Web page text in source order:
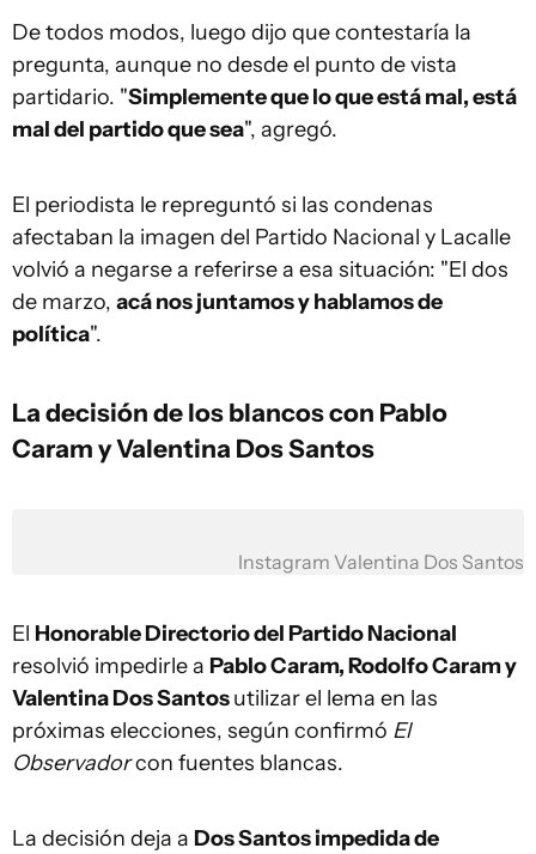
De todos modos, luego dijo que contestaría la
pregunta, aunque no desde el punto de vista
partidario. "Simplemente que lo que está mal, está
mal del partido que sea", agregó.
El periodista le repreguntó si las condenas
afectaban la imagen del Partido Nacional y Lacalle
volvió a negarse a referirse a esa situación: "El dos
de marzo, acá nos juntamos y hablamos de
política".
La decisión de los blancos con Pablo
Caram y Valentina Dos Santos
Instagram Valentina Dos Santos
El Honorable Directorio del Partido Nacional
resolvió impedirle a Pablo Caram, Rodolfo Caram y
Valentina Dos Santosutilizar el lema en las
próximas elecciones, según confirmó El
Observadorcon fuentes blancas.
La decisión deja a Dos Santos impedida de